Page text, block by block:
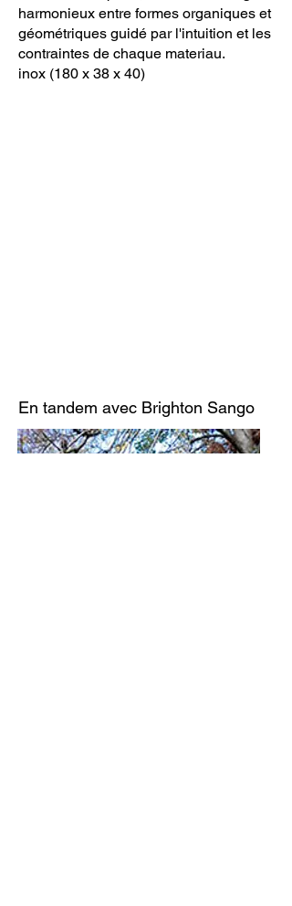
harmonieux entre formes organiques et
géométriques guidé par l'intuition et les
contraintes de chaque materiau.
inox (180 x 38 x 40)
En tandem avec Brighton Sango